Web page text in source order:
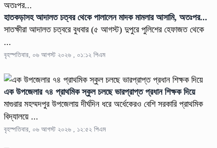
হাতকড়াসহ আদালত চত্বর থেকে পালালেন মাদক মামলার আসামি, অতঃপর...
সাতক্ষীরা আদালত চত্বরে বুধবার (৫ আগস্ট) দুপুরে পুলিশের হেফাজত থেকে
...
বৃহস্পতিবার, ০৬ আগস্ট ২০২৬ , ০১:১২ পিএম
এক উপজেলার ৭৪ প্রাথমিক স্কুল চলছে ভারপ্রাপ্ত প্রধান শিক্ষক দিয়ে
মাগুরার মহম্মদপুর উপজেলায় দীর্ঘদিন ধরে অর্ধেকেরও বেশি সরকারি প্রাথমিক
বিদ্যালয়ে ...
বৃহস্পতিবার, ০৬ আগস্ট ২০২৬ , ১২:৫২ পিএম